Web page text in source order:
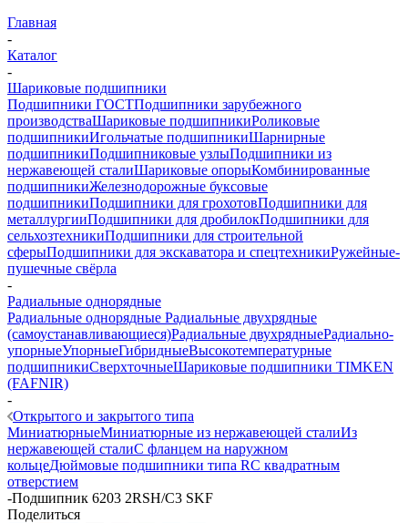
Главная
-
Каталог
-
Шариковые подшипники
Подшипники ГОСТПодшипники зарубежного
производстваШариковые подшипникиРоликовые
подшипникиИгольчатые подшипникиШарнирные
подшипникиПодшипниковые узлыПодшипники из
нержавеющей сталиШариковые опорыКомбинированные
подшипникиЖелезнодорожные буксовые
подшипникиПодшипники для грохотовПодшипники для
металлургииПодшипники для дробилокПодшипники для
сельхозтехникиПодшипники для строительной
сферыПодшипники для экскаватора и спецтехникиРужейные-
пушечные свёрла
-
Радиальные однорядные
Радиальные однорядные Радиальные двухрядные
(самоустанавливающиеся)Радиальные двухрядныеРадиально-
упорныеУпорныеГибридныеВысокотемпературные
подшипникиСверхточныеШариковые подшипники TIMKEN
(FAFNIR)
-
Открытого и закрытого типа
МиниатюрныеМиниатюрные из нержавеющей сталиИз
нержавеющей сталиС фланцем на наружном
кольцеДюймовые подшипники типа RС квадратным
отверстием
-Подшипник 6203 2RSH/C3 SKF
Поделиться